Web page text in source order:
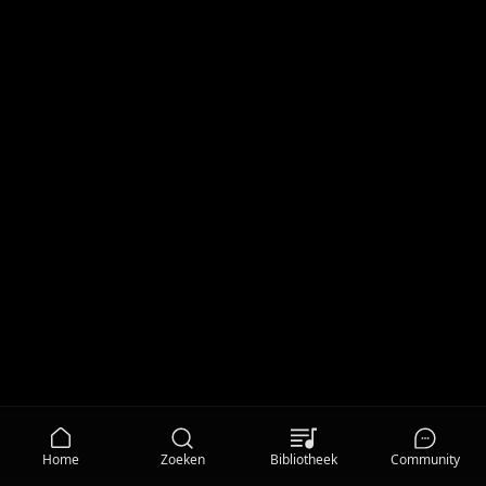
Home Zoeken Bibliotheek Community